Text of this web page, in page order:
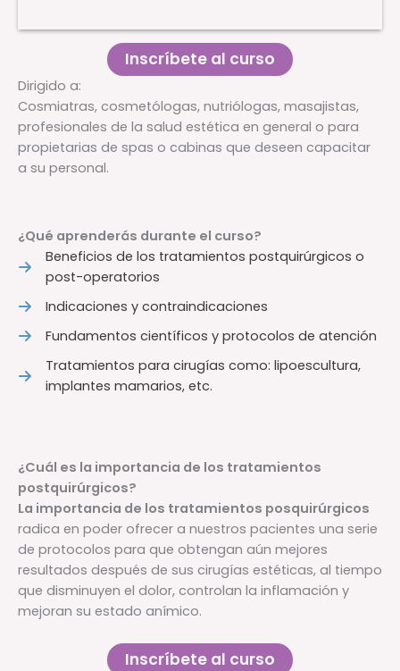
Inscríbete al curso
Dirigido a:
Cosmiatras, cosmetólogas, nutriólogas, masajistas,
profesionales de la salud estética en general o para
propietarias de spas o cabinas que deseen capacitar
a su personal.
¿Qué aprenderás durante el curso?
Beneficios de los tratamientos postquirúrgicos o
post-operatorios
Indicaciones y contraindicaciones
Fundamentos científicos y protocolos de atención
Tratamientos para cirugías como: lipoescultura,
implantes mamarios, etc.
¿Cuál es la importancia de los tratamientos
postquirúrgicos?
La importancia de los tratamientos posquirúrgicos
radica en poder ofrecer a nuestros pacientes una serie
de protocolos para que obtengan aún mejores
resultados después de sus cirugías estéticas, al tiempo
que disminuyen el dolor, controlan la inflamación y
mejoran su estado anímico.
Inscríbete al curso